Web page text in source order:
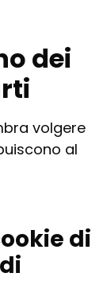
dei
volgere
al
di